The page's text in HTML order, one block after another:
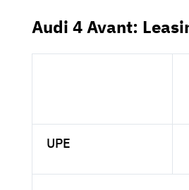
Audi 4 Avant:
UPE